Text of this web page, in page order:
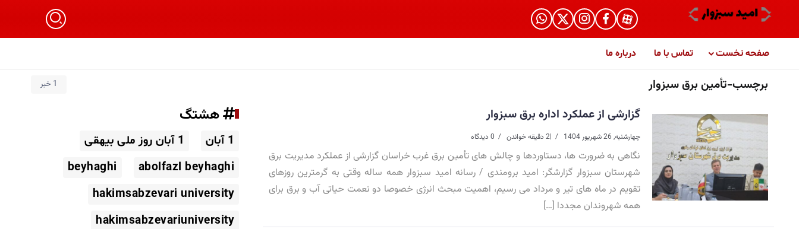
صفحه نخست تماس با ما درباره ما
برچسب-تأمین برق سبزوار 1 خبر
گزارشی از عملکرد اداره برق سبزوار
چهارشنبه, 26 شهریور 1404 |2 دقیقه خواندن 0 دیدگاه
نگاهی به ضرورت ها، دستاوردها و چالش های تأمین برق غرب خراسان گزارشی از عملکرد مدیریت برق
شهرستان سبزوار ️گزارشگر: امید برومندی / رسانه امید سبزوار همه ساله وقتی به گرمترین روزهای
تقویم در ماه های تیر و مرداد می رسیم، اهمیت مبحث انرژی خصوصا دو نعمت حیاتی آب و برق برای
همه شهروندان مجددا […]
هشتگ
1 آبان
1 آبان روز ملی بیهقی
abolfazl beyhaghi
beyhaghi
hakimsabzevari university
hakimsabzevariuniversity